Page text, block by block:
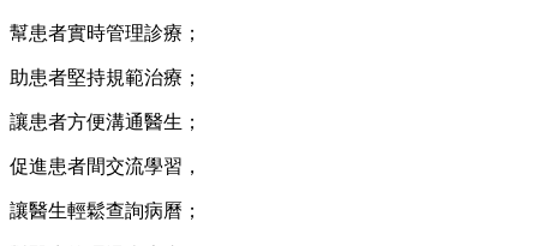
幫患者實時管理診療；
助患者堅持規範治療；
讓患者方便溝通醫生；
促進患者間交流學習，
讓醫生輕鬆查詢病曆；